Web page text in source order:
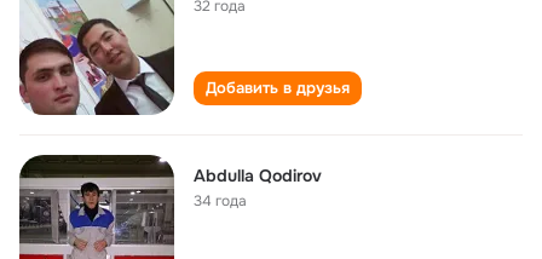
32 года
Добавить в друзья
Abdulla Qodirov
34 года